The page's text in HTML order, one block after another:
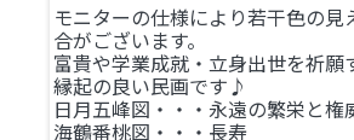
モニターの仕様により若干色の見
合がございます。
富貴や学業成就・立身出世を祈願
縁起の良い民画です♪
日月五峰図・・・永遠の繁栄と権
海鶴番桃図・・・長寿